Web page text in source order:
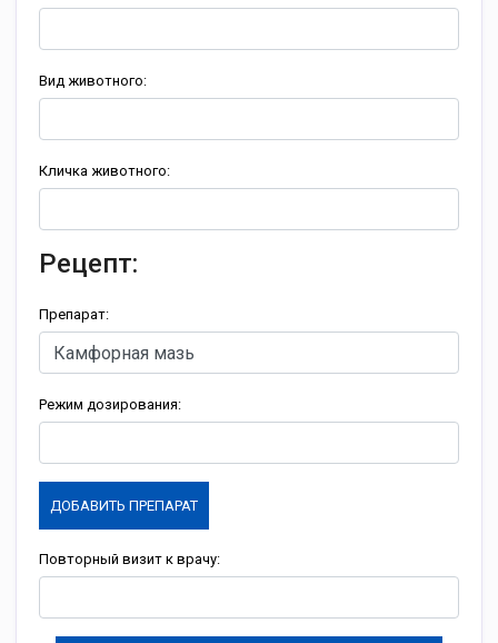
Вид животного:
Кличка животного:
Рецепт:
Препарат:
Режим дозирования:
ДОБАВИТЬ ПРЕПАРАТ
Повторный визит к врачу: